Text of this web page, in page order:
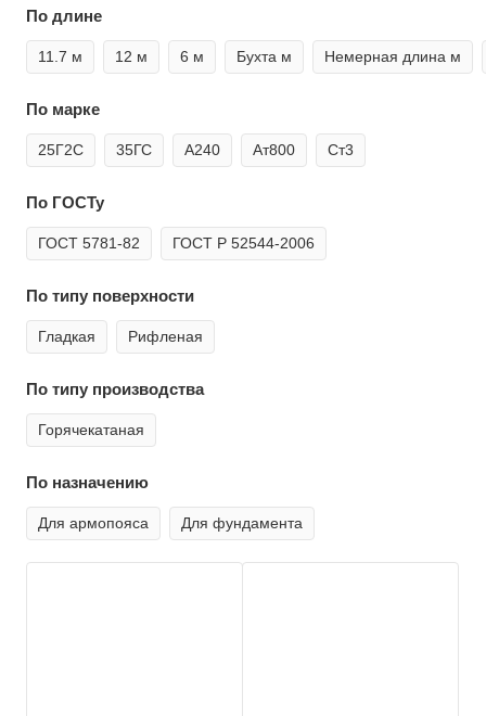
По длине
11.7 м 12 м 6 м Бухта м Немерная длина м
По марке
25Г2С 35ГС А240 Ат800 Ст3
По ГОСТу
ГОСТ 5781-82 ГОСТ Р 52544-2006
По типу поверхности
Гладкая Рифленая
По типу производства
Горячекатаная
По назначению
Для армопояса Для фундамента